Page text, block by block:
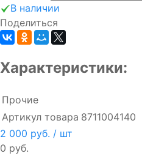
В наличии
Поделиться
Характеристики:
Прочие
Артикул товара 8711004140
2 000 руб. / шт
0 руб.